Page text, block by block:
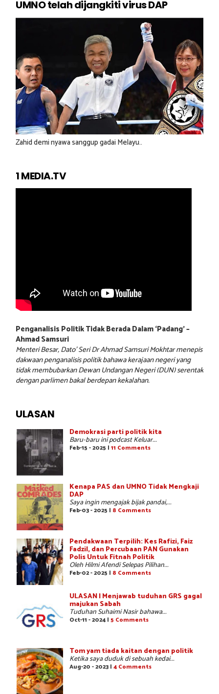
UMNO telah dijangkiti virus DAP
Zahid demi nyawa sanggup gadai Melayu..
1 MEDIA.TV
Penganalisis Politik Tidak Berada Dalam ‘Padang’ –
Ahmad Samsuri
Menteri Besar, Dato’ Seri Dr Ahmad Samsuri Mokhtar menepis
dakwaan penganalisis politik bahawa kerajaan negeri yang
tidak membubarkan Dewan Undangan Negeri (DUN) serentak
dengan parlimen bakal berdepan kekalahan.
ULASAN
Demokrasi parti politik kita
Baru-baru ini podcast Keluar...
Feb-15 - 2025 | 11 Comments
Kenapa PAS dan UMNO Tidak Mengkaji
DAP
Saya ingin mengajak bijak pandai,...
Feb-03 - 2025 | 8 Comments
Pendakwaan Terpilih: Kes Rafizi, Faiz
Fadzil, dan Percubaan PAN Gunakan
Polis Untuk Fitnah Politik
Oleh Hilmi Afendi Selepas Pilihan...
Feb-02 - 2025 | 8 Comments
ULASAN | Menjawab tuduhan GRS gagal
majukan Sabah
Tuduhan Suhaimi Nasir bahawa...
Oct-11 - 2024 | 5 Comments
Tom yam tiada kaitan dengan politik
Ketika saya duduk di sebuah kedai...
Aug-20 - 2023 | 4 Comments